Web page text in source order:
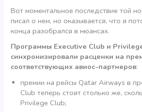
Вот моментальное последствие той
писал о нем, но оказывается, что я
конца разобрался в нюансах.
Программы Executive Club и
синхронизировали расценки на
соответствующих авиос-партнеров:
премии на рейсы Qatar Airways в
Club теперь стоят столько же,
Privilege Club;